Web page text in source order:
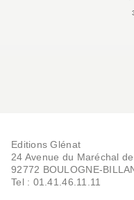
Editions Glénat
24 Avenue du Maréchal
92772 BOULOGNE-
Tel : 01.41.46.11.11